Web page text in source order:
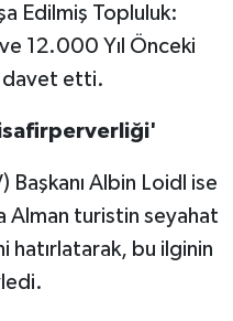
Edilmiş Topluluk:
12.000 Yıl Önceki
davet etti.
Başkanı Albin Loidl ise
Alman turistin seyahat
hatırlatarak, bu ilginin